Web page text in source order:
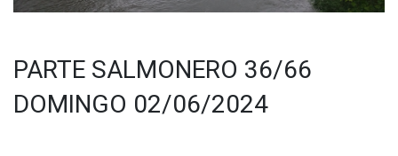
PARTE SALMONERO 36/66
DOMINGO 02/06/2024